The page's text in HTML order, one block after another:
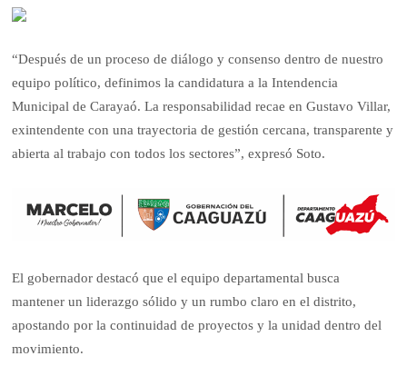
“Después de un proceso de diálogo y consenso dentro de nuestro
equipo político, definimos la candidatura a la Intendencia
Municipal de Carayaó. La responsabilidad recae en Gustavo Villar,
exintendente con una trayectoria de gestión cercana, transparente y
abierta al trabajo con todos los sectores”, expresó Soto.
El gobernador destacó que el equipo departamental busca
mantener un liderazgo sólido y un rumbo claro en el distrito,
apostando por la continuidad de proyectos y la unidad dentro del
movimiento.